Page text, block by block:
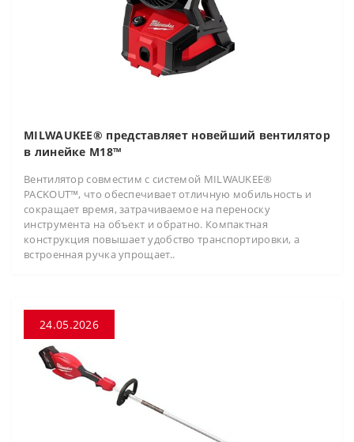
MILWAUKEE® представляет новейший вентилятор
в линейке M18™
Вентилятор совместим с системой MILWAUKEE®
PACKOUT™, что обеспечивает отличную мобильность и
сокращает время, затрачиваемое на переноску
инструмента на объект и обратно. Компактная
конструкция повышает удобство транспортировки, а
встроенная ручка упрощает..
24.05.2026